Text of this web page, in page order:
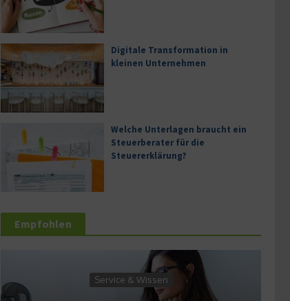
Digitale Transformation in
kleinen Unternehmen
Welche Unterlagen braucht ein
Steuerberater für die
Steuererklärung?
Empfohlen